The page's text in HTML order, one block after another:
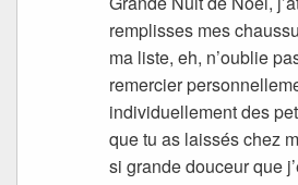
remplisses mes
ma liste, eh, n’oublie
remercier
individuellement des
que tu as laissés chez
si grande douceur que